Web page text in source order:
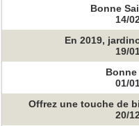
Bonne
14/
En 2019,
19/
Bonne
01/
Offrez une touche de
20/